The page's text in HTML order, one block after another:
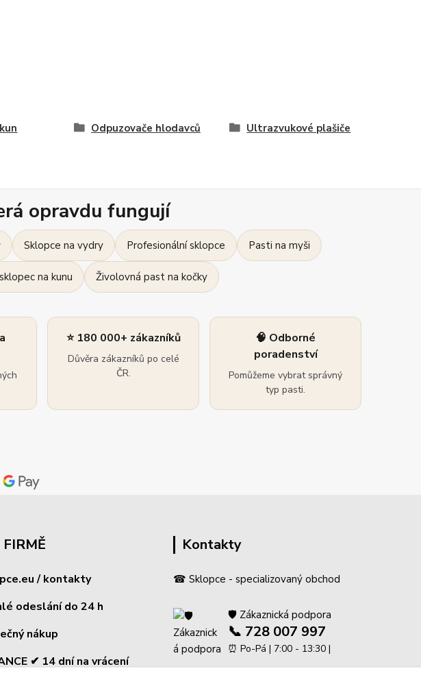
Odpuzovače hlodavců Ultrazvukové plašiče
opravdu fungují
Sklopce na vydry Profesionální sklopce Pasti na myši
na kunu Živolovná past na kočky
⭐ 180 000+ zákazníků
Důvěra zákazníků po celé
ČR.
🧠 Odborné
poradenství
Pomůžeme vybrat správný
typ pasti.
/ kontakty
odeslání do 24 h
nákup
✔ 14 dní na vrácení
Kontakty
☎ Sklopce - specializovaný obchod
🛡️ Zákaznická podpora
📞 728 007 997
⏰ Po-Pá | 7:00 - 13:30 |